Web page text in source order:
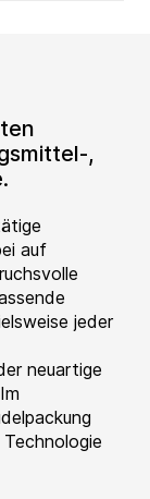
,
auf
jeder
neuartige